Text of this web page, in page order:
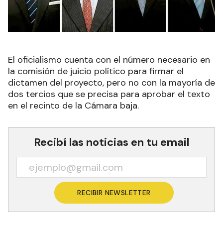
El oficialismo cuenta con el número necesario en
la comisión de juicio político para firmar el
dictamen del proyecto, pero no con la mayoría de
dos tercios que se precisa para aprobar el texto
en el recinto de la Cámara baja.
Recibí las noticias en tu email
RECIBIR NEWSLETTER